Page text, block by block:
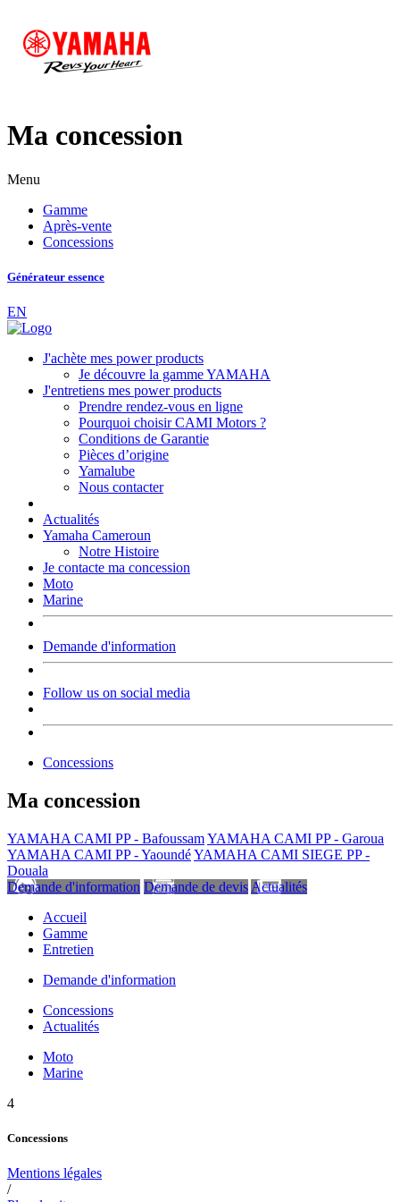
Ma concession
Menu
Gamme
Après-vente
Concessions
Générateur essence
EN
J'achète mes power products
Je découvre la gamme YAMAHA
J'entretiens mes power products
Prendre rendez-vous en ligne
Pourquoi choisir CAMI Motors ?
Conditions de Garantie
Pièces d’origine
Yamalube
Nous contacter
Actualités
Yamaha Cameroun
Notre Histoire
Je contacte ma concession
Moto
Marine
Demande d'information
Follow us on social media
Concessions
Ma concession
YAMAHA CAMI PP - BafoussamYAMAHA CAMI PP - Garoua
YAMAHA CAMI PP - YaoundéYAMAHA CAMI SIEGE PP -
Douala
Demande d'information Demande de devis Actualités
Accueil
Gamme
Entretien
Demande d'information
Concessions
Actualités
Moto
Marine
4
Concessions
Mentions légales
/